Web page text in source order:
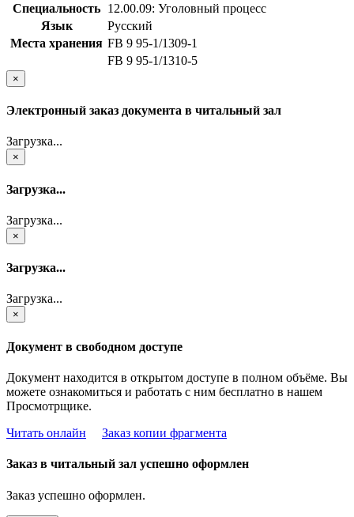
Специальность 12.00.09: Уголовный процесс
Язык
Русский
Места хранения FB 9 95-1/1309-1
FB 9 95-1/1310-5
×
Электронный заказ документа в читальный зал
Загрузка...
×
Загрузка...
Загрузка...
×
Загрузка...
Загрузка...
×
Документ в свободном доступе
Документ находится в открытом доступе в полном объёме. Вы
можете ознакомиться и работать с ним бесплатно в нашем
Просмотрщике.
Читать онлайн
Заказ копии фрагмента
Заказ в читальный зал успешно оформлен
Заказ успешно оформлен.